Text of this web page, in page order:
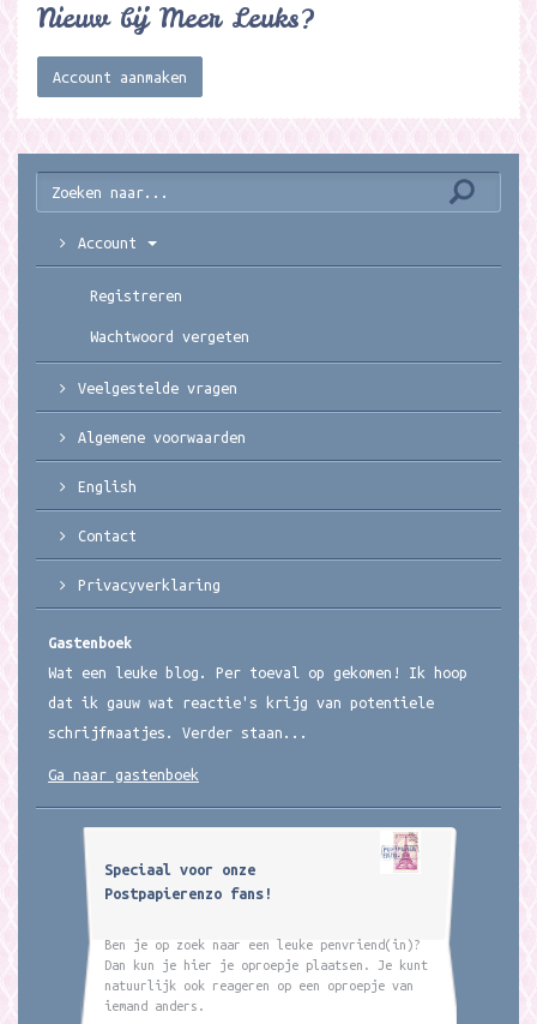
Nieuw bij Meer Leuks?
Account aanmaken
Account
Registreren
Wachtwoord vergeten
Veelgestelde vragen
Algemene voorwaarden
English
Contact
Privacyverklaring
Gastenboek
Wat een leuke blog. Per toeval op gekomen! Ik hoop
dat ik gauw wat reactie's krijg van potentiele
schrijfmaatjes. Verder staan...
Ga naar gastenboek
Speciaal voor onze
Postpapierenzo fans!
Ben je op zoek naar een leuke penvriend(in)?
Dan kun je hier je oproepje plaatsen. Je kunt
natuurlijk ook reageren op een oproepje van
iemand anders.